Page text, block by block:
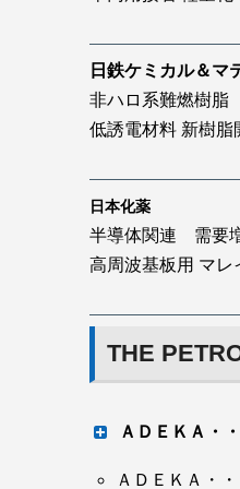
日鉄ケミカル＆マ
非ハロ系難燃樹
低誘電材料 新樹脂
日本化薬
半導体関連 需要
高周波基板用 マレ
THE
ＡＤＥＫＡ・
ＡＤＥＫＡ・